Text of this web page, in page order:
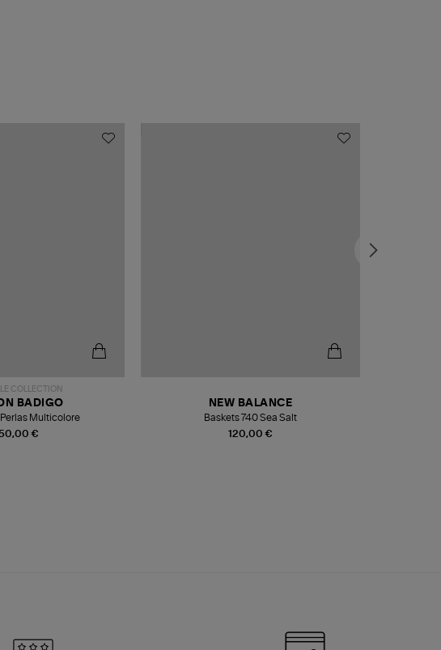
COLLECTION
€
BADIGO
Multicolore
120,00 €
NEW BALANCE
Baskets 740 Sea Salt